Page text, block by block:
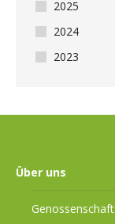
2025
2024
2023
Über uns
Genossenschaft